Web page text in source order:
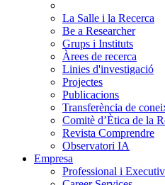
La Salle i la Recerca
Be a Researcher
Grups i Instituts
Àrees de recerca
Linies d'investigació
Projectes
Publicacions
Transferència de
Comitè d’Ètica de la
Revista Comprendre
Observatori IA
Empresa
Professional i